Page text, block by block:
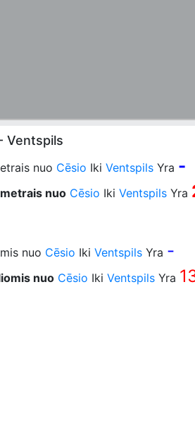
Ventspils
nuo Cēsio Iki Ventspils Yra -
nuo Cēsio Iki Ventspils Yra
nuo Cēsio Iki Ventspils Yra -
nuo Cēsio Iki Ventspils Yra